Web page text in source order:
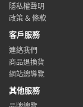
隱私權聲明
政策 & 條款
客戶服務
連絡我們
商品退換貨
網站總導覽
其他服務